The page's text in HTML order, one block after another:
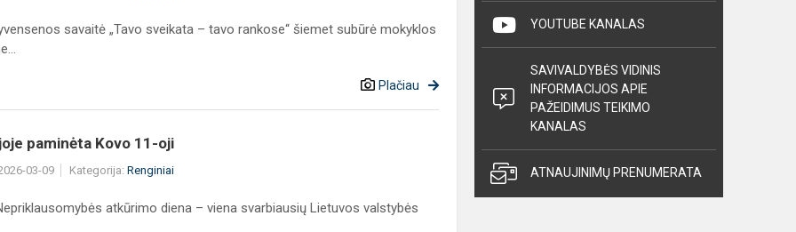
savaitė „Tavo sveikata – tavo rankose“ šiemet subūrė mokyklos
Plačiau
paminėta Kovo 11-oji
03-09 Kategorija: Renginiai
atkūrimo diena – viena svarbiausių Lietuvos valstybės
YOUTUBE KANALAS
SAVIVALDYBĖS VIDINIS
INFORMACIJOS APIE
PAŽEIDIMUS TEIKIMO
KANALAS
ATNAUJINIMŲ PRENUMERATA